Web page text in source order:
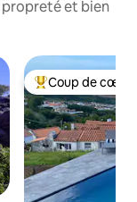
et bien
Coups de cœur
Coup de cœur